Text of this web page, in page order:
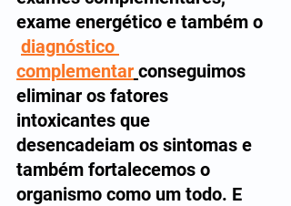
exame energético e também o
diagnóstico
complementar conseguimos
eliminar os fatores
intoxicantes que
desencadeiam os sintomas e
também fortalecemos o
organismo como um todo. E